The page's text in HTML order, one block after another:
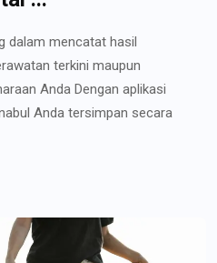
dalam mencatat hasil
terkini maupun
Anda Dengan aplikasi
Anda tersimpan secara